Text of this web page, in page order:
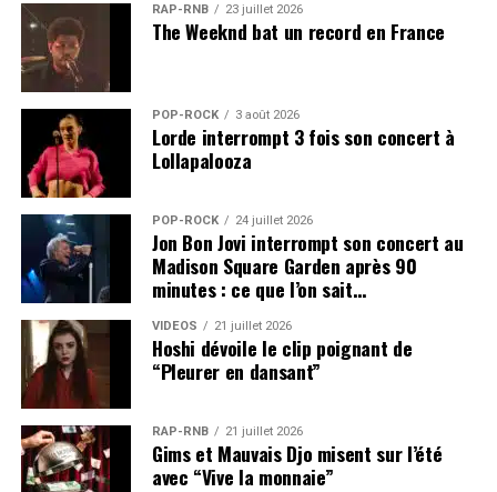
RAP-RNB 23 juillet 2026
The Weeknd bat un record en France
POP-ROCK 3 août 2026
Lorde interrompt 3 fois son concert à
Lollapalooza
POP-ROCK 24 juillet 2026
Jon Bon Jovi interrompt son concert au
Madison Square Garden après 90
minutes : ce que l’on sait…
VIDEOS 21 juillet 2026
Hoshi dévoile le clip poignant de
“Pleurer en dansant”
RAP-RNB 21 juillet 2026
Gims et Mauvais Djo misent sur l’été
avec “Vive la monnaie”